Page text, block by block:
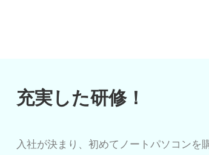
充実した研修！
入社が決まり、初めてノートパソコンを